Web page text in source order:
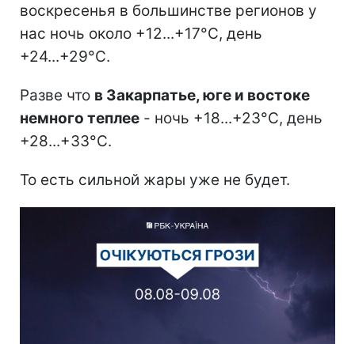
воскресенья в большинстве регионов у
нас ночь около +12...+17°C, день
+24...+29°C.
Разве что в Закарпатье, юге и востоке
немного теплее - ночь +18...+23°C, день
+28...+33°C.
То есть сильной жары уже не будет.